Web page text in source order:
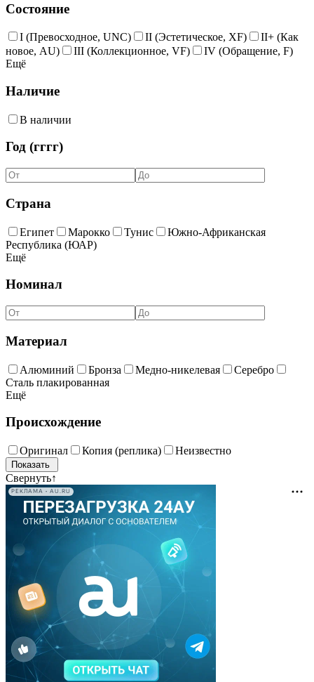
Состояние
I (Превосходное, UNC) II (Эстетическое, XF)
II+ (Как
новое, AU)
III (Коллекционное, VF)
IV (Обращение, F)
Ещё
Наличие
В наличии
Год (гггг)
Страна
Египет Марокко Тунис
Южно-Африканская
Республика (ЮАР)
Ещё
Номинал
Материал
Алюминий Бронза Медно-никелевая
Серебро
Сталь плакированная
Ещё
Происхождение
Оригинал Копия (реплика) Неизвестно
Свернуть↑
РЕКЛАМА • AU.RU